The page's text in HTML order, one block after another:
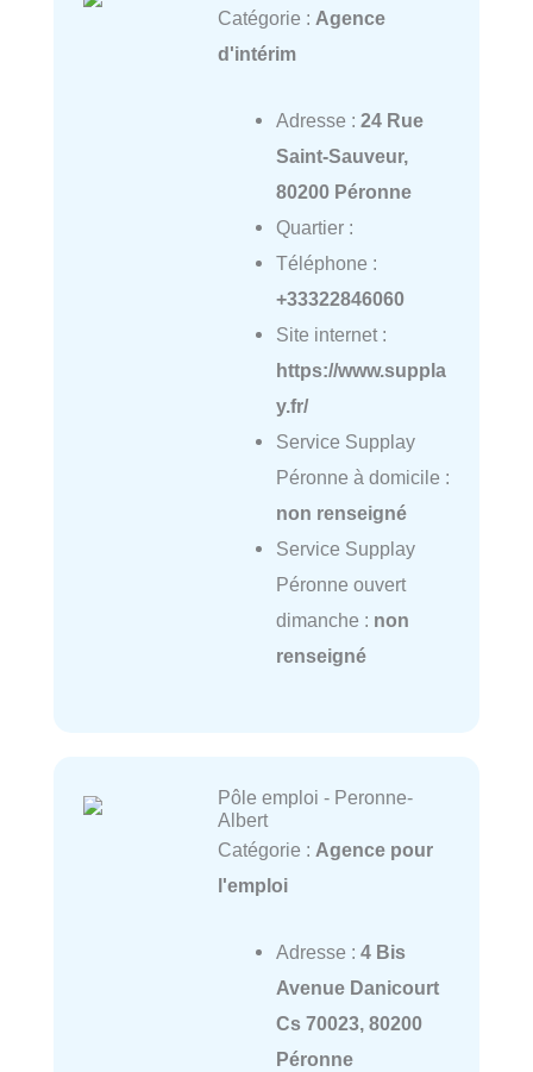
Catégorie : Agence
d'intérim
Adresse : 24 Rue
Saint-Sauveur,
80200 Péronne
Quartier :
Téléphone :
+33322846060
Site internet :
https://www.suppla
y.fr/
Service Supplay
Péronne à domicile :
non renseigné
Service Supplay
Péronne ouvert
dimanche : non
renseigné
Pôle emploi - Peronne-
Albert
Catégorie : Agence pour
l'emploi
Adresse : 4 Bis
Avenue Danicourt
Cs 70023, 80200
Péronne